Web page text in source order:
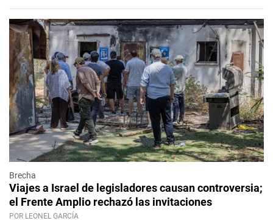
Brecha
Viajes a Israel de legisladores causan controversia;
el Frente Amplio rechazó las invitaciones
POR LEONEL GARCÍA